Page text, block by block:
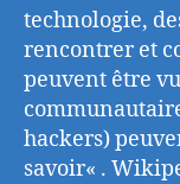
technologie,
rencontrer et
peuvent être
hackers)
savoir« .